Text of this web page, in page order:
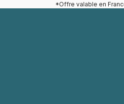
*Offre valable en